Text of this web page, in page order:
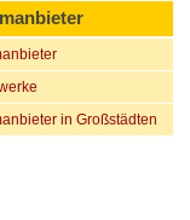
in Großstädten